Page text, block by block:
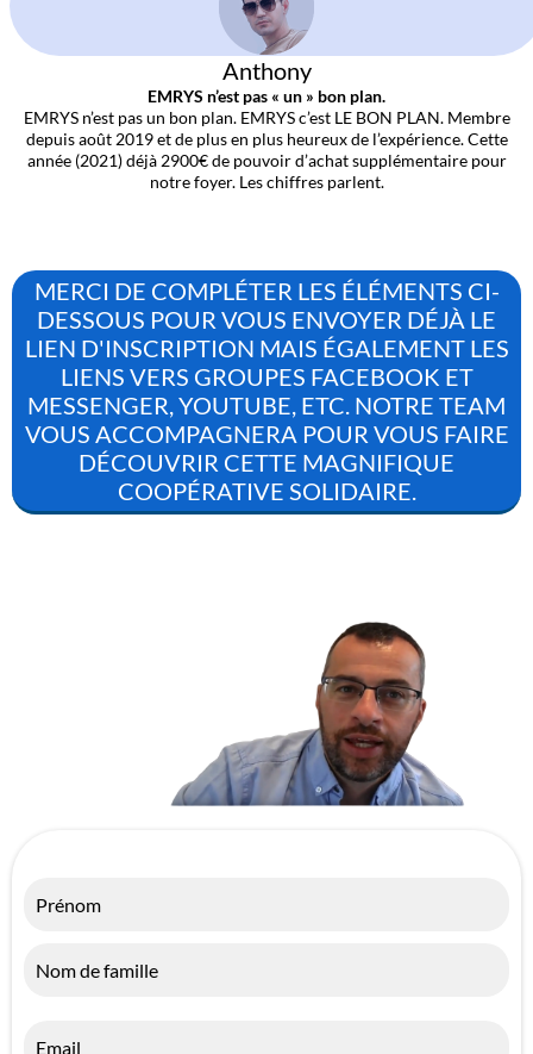
Anthony
EMRYS n’est pas « un » bon plan.
EMRYS n’est pas un bon plan. EMRYS c’est LE BON PLAN. Membre
depuis août 2019 et de plus en plus heureux de l’expérience. Cette
année (2021) déjà 2900€ de pouvoir d’achat supplémentaire pour
notre foyer. Les chiffres parlent.
MERCI DE COMPLÉTER LES ÉLÉMENTS CI-
DESSOUS POUR VOUS ENVOYER DÉJÀ LE
LIEN D'INSCRIPTION MAIS ÉGALEMENT LES
LIENS VERS GROUPES FACEBOOK ET
MESSENGER, YOUTUBE, ETC. NOTRE TEAM
VOUS ACCOMPAGNERA POUR VOUS FAIRE
DÉCOUVRIR CETTE MAGNIFIQUE
COOPÉRATIVE SOLIDAIRE.